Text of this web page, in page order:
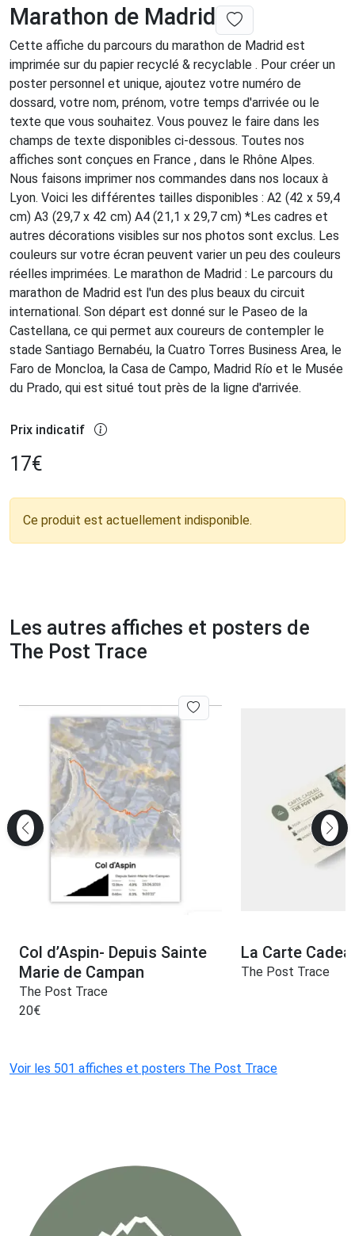
Marathon de Madrid
Cette affiche du parcours du marathon de Madrid est
imprimée sur du papier recyclé & recyclable . Pour créer un
poster personnel et unique, ajoutez votre numéro de
dossard, votre nom, prénom, votre temps d'arrivée ou le
texte que vous souhaitez. Vous pouvez le faire dans les
champs de texte disponibles ci-dessous. Toutes nos
affiches sont conçues en France , dans le Rhône Alpes.
Nous faisons imprimer nos commandes dans nos locaux à
Lyon. Voici les différentes tailles disponibles : A2 (42 x 59,4
cm) A3 (29,7 x 42 cm) A4 (21,1 x 29,7 cm) *Les cadres et
autres décorations visibles sur nos photos sont exclus. Les
couleurs sur votre écran peuvent varier un peu des couleurs
réelles imprimées. Le marathon de Madrid : Le parcours du
marathon de Madrid est l'un des plus beaux du circuit
international. Son départ est donné sur le Paseo de la
Castellana, ce qui permet aux coureurs de contempler le
stade Santiago Bernabéu, la Cuatro Torres Business Area, le
Faro de Moncloa, la Casa de Campo, Madrid Río et le Musée
du Prado, qui est situé tout près de la ligne d'arrivée.
Prix indicatif
17€
Ce produit est actuellement indisponible.
Les autres affiches et posters de
The Post Trace
Col d’Aspin- Depuis Sainte
Marie de Campan
The Post Trace
20€
La Carte
The Post Trace
Voir les 501 affiches et posters The Post Trace